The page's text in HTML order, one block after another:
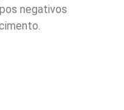
negativos